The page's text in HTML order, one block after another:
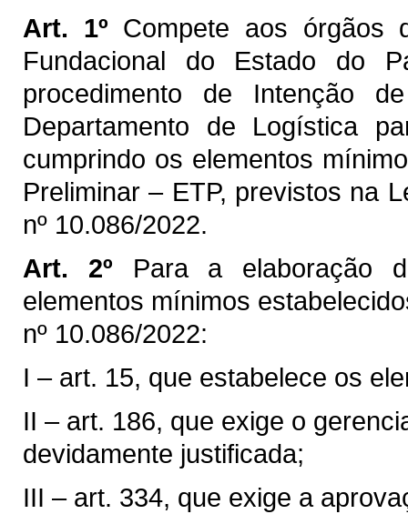
Art. 1º Compete aos órgãos
Fundacional do Estado do
procedimento de Intenção
Departamento de Logística
cumprindo os elementos
Preliminar – ETP, previstos na
nº 10.086/2022.
Art. 2º Para a elaboração
elementos mínimos
nº 10.086/2022:
I – art. 15, que estabelece os
II – art. 186, que exige o
devidamente justificada;
III – art. 334, que exige a